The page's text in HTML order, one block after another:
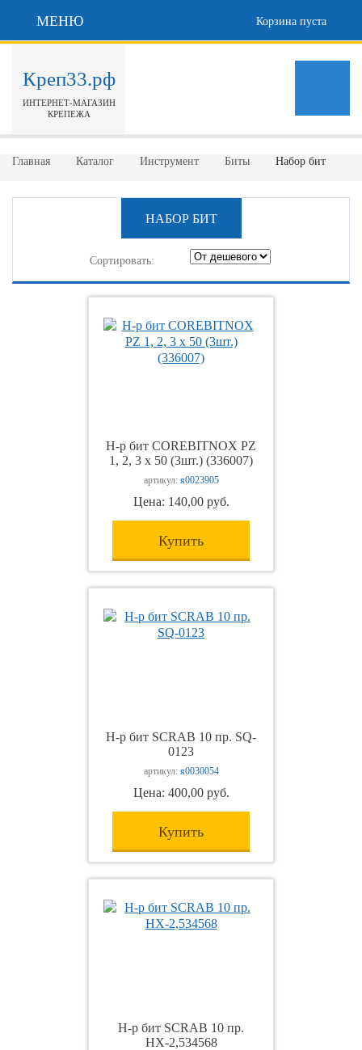
МЕНЮ Корзина пуста
Креп33.рф
ИНТЕРНЕТ-МАГАЗИН
КРЕПЕЖА
Главная Каталог Инструмент Биты Набор бит
НАБОР БИТ
Сортировать:
Н-р бит COREBITNOX PZ
1, 2, 3 х 50 (3шт.) (336007)
артикул: я0023905
Цена: 140,00 руб.
Купить
Н-р бит SCRAB 10 пр. SQ-
0123
артикул: я0030054
Цена: 400,00 руб.
Купить
Н-р бит SCRAB 10 пр.
НХ-2,534568